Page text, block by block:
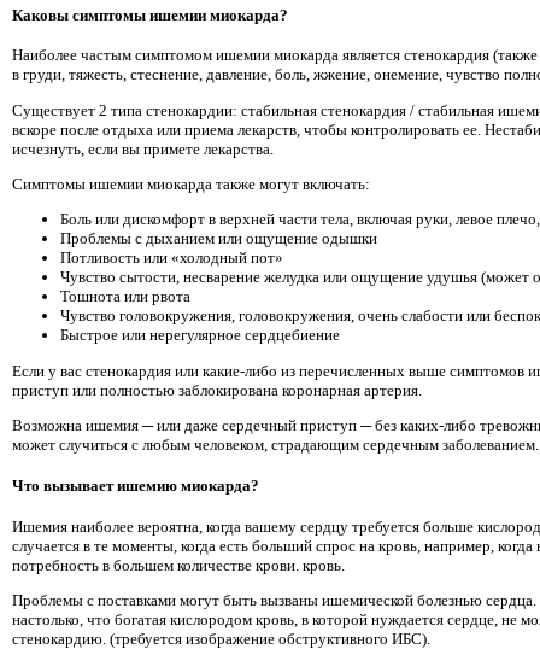
Каковы симптомы ишемии миокарда?
Наиболее частым симптомом ишемии миокарда является стенокардия
в груди, тяжесть, стеснение, давление, боль, жжение, онемение, чувство
Существует 2 типа стенокардии: стабильная стенокардия / стабильная
вскоре после отдыха или приема лекарств, чтобы контролировать ее.
исчезнуть, если вы примете лекарства.
Симптомы ишемии миокарда также могут включать:
Боль или дискомфорт в верхней части тела, включая руки, левое
Проблемы с дыханием или ощущение одышки
Потливость или «холодный пот»
Чувство сытости, несварение желудка или ощущение удушья (может
Тошнота или рвота
Чувство головокружения, головокружения, очень слабости или
Быстрое или нерегулярное сердцебиение
Если у вас стенокардия или какие-либо из перечисленных выше
приступ или полностью заблокирована коронарная артерия.
Возможна ишемия ─ или даже сердечный приступ ─ без каких-либо
может случиться с любым человеком, страдающим сердечным заболеванием.
Что вызывает ишемию миокарда?
Ишемия наиболее вероятна, когда вашему сердцу требуется больше
случается в те моменты, когда есть больший спрос на кровь, например,
потребность в большем количестве крови. кровь.
Проблемы с поставками могут быть вызваны ишемической болезнью
настолько, что богатая кислородом кровь, в которой нуждается сердце,
стенокардию. (требуется изображение обструктивного ИБС).